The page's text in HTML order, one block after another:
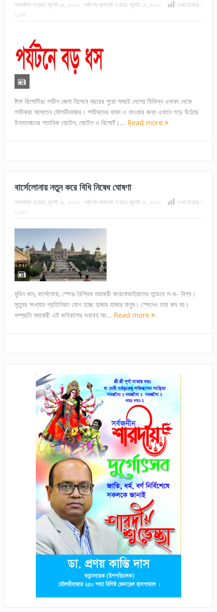
প্রকাশিত হয়েছে: জুলাই ১৮, ২০২০ সর্বশেষ আপডেট হয়েছে: জুলাই ১৮, ২০২০
দেখা হয়েছে :
১,১৩১
ষ্টাফ রিপোর্টারঃ পর্যটন জেলা হিসেবে বছরের পুরো সময়ই দেশের বিভিন্ন এলাকা থেকে
পর্যটকরা আসতেন মৌলভীবাজার। পর্যটকদের থাকা ও খাওয়ার জন্য এখানে গড়ে উঠেছে
উন্নতমানের শতাধিক হোটেল, মোটেল ও রিসোর্ট।... Read more
বার্সেলোনায় নতুন করে বিধি নিষেধ ঘোষণা
প্রকাশিত হয়েছে: জুলাই ১৮, ২০২০ সর্বশেষ আপডেট হয়েছে: জুলাই ১৮, ২০২০
দেখা হয়েছে :
১,০৫২
মুবিন খান, বার্সেলোনা, স্পেনঃ বৈশ্বিক মহামারী করোনাভাইরাসের তান্ডবে ল-ভ- বিশ্ব।
মৃত্যুর সংখ্যায় প্রতিনিয়ত যোগ হচ্ছে হাজার হাজার মানুষ। স্পেনেও তার কম নয়।
সম্প্রতি মহামারী এই ভাইরাসের ভয়াবহ আ... Read more